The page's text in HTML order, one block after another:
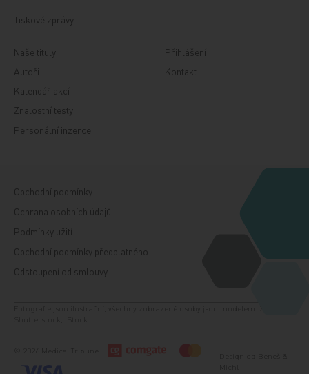
Tiskové zprávy
Naše tituly
Autoři
Kalendář akcí
Znalostní testy
Personální inzerce
Přihlášení
Kontakt
Obchodní podmínky
Ochrana osobních údajů
Podmínky užití
Obchodní podmínky předplatného
Odstoupení od smlouvy